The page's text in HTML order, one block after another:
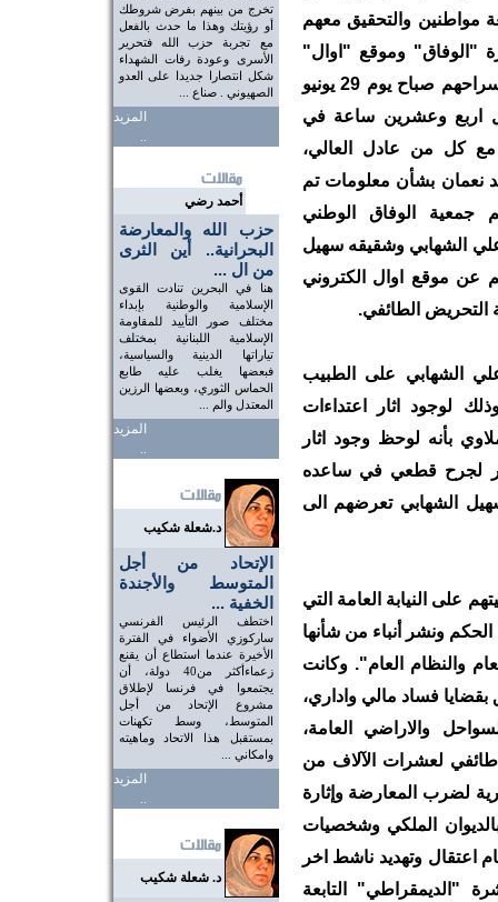
تخرج من بينهم بفرض شروطك
أو رؤيتك وهذا ما حدث بالفعل
مع تجربة حزب الله فتحرير
الأسرى وعودة رفات الشهداء
شكل انتصارا جديدا على العدو
الصهيوني . صناع ...
المزيد
..
أحمد رضي
حزب الله والمعارضة
البحرانية.. أين الثرى
من ال ...
هنا في البحرين تنادت القوى
الإسلامية والوطنية بإبداء
مختلف صور التأييد للمقاومة
الإسلامية اللبنانية بمختلف
تياراتها الدينية والسياسية،
فبعضها يغلب عليه طابع
الحماس الثوري، وبعضها الرزين
المعتدل والم ...
المزيد
..
د.شعلة شكيب
الإتحاد من أجل
المتوسط والأجندة
الخفية ...
اختطف الرئيس الفرنسي
ساركوزي الأضواء في الفترة
الأخيرة عندما استطاع أن يقنع
زعماءأكثر من40 دولة، أن
يجتمعوا في فرنسا لإطلاق
مشروع الإتحاد من أجل
المتوسط، وسط تكهنات
بمستقبل هذا الاتحاد وماهيته
وامكاني ...
المزيد
..
د. شعلة شكيب
مواطنين والتحقيق معهم
"الوفاق" وموقع "اوال"
الالكتروني. وقد صرح المعتقلون بعد اطلاق سراحهم صباح يوم 29 يونيو
اربع وعشرين ساعة في
مع كل من عادل العالي،
نعمان بشأن معلومات تم
جمعية الوفاق الوطني
علي الشهابي وشقيقه سهيل
عن موقع اوال الكتروني
التحريض الطائفي.
الشهابي على الطبيب
لوجود اثار اعتداءات
بأنه لوحظ وجود اثار
لجرح قطعي في ساعده
الشهابي تعرضهم الى
على النيابة العامة التي
ونشر أنباء من شأنها
والنظام العام". وكانت
فساد مالي واداري،
والاراضي العامة،
لعشرات الآلاف من
لضرب المعارضة وإثارة
الملكي وشخصيات
اعتقال وتهديد ناشط اخر
"الديمقراطي" التابعة